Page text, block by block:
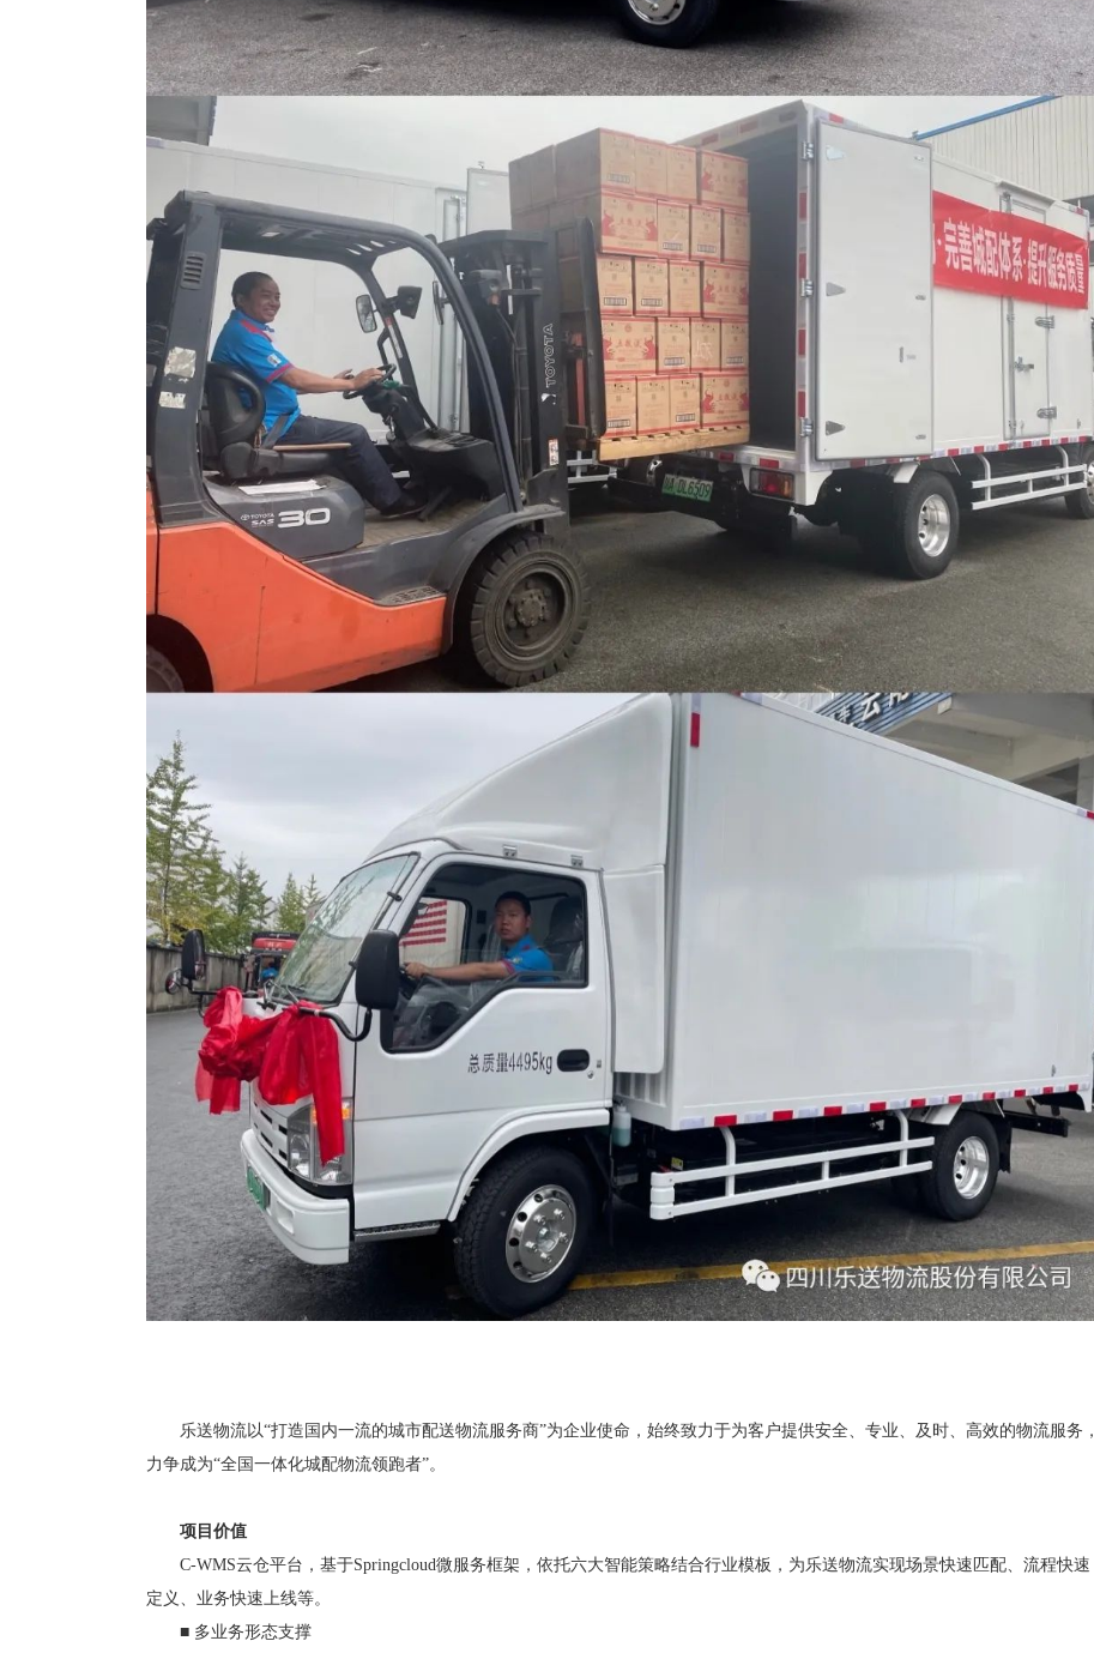
乐送物流以“打造国内一流的城市配送物流服务商”为企业使命，始终致力于为客户提供安全、专业、及时、高效的物流服务，
力争成为“全国一体化城配物流领跑者”。
项目价值
C-WMS云仓平台，基于Springcloud微服务框架，依托六大智能策略结合行业模板，为乐送物流实现场景快速匹配、流程快速
定义、业务快速上线等。
■ 多业务形态支撑